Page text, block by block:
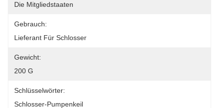
Die Mitgliedstaaten
Gebrauch:
Lieferant Für Schlosser
Gewicht:
200 G
Schlüsselwörter:
Schlosser-Pumpenkeil